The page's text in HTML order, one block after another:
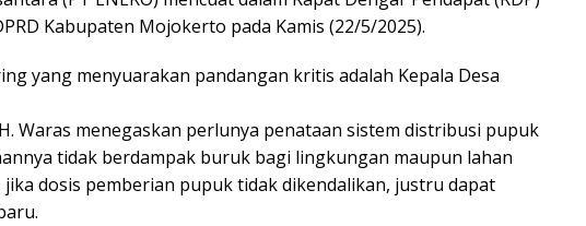
Kabupaten Mojokerto pada Kamis (22/5/2025).
yang menyuarakan pandangan kritis adalah Kepala Desa
Waras menegaskan perlunya penataan sistem distribusi pupuk
tidak berdampak buruk bagi lingkungan maupun lahan
dosis pemberian pupuk tidak dikendalikan, justru dapat